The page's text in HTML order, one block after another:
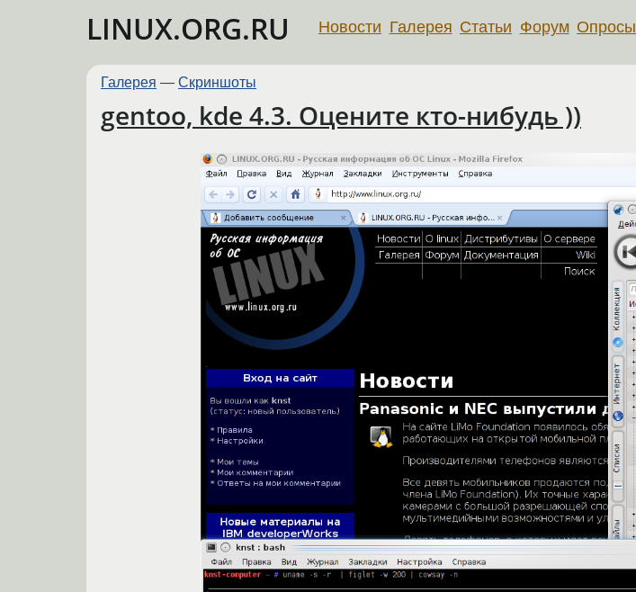
LINUX.ORG.RU Новости Галерея Статьи Форум Опросы
Галерея — Скриншоты
gentoo, kde 4.3. Оцените кто-нибудь ))